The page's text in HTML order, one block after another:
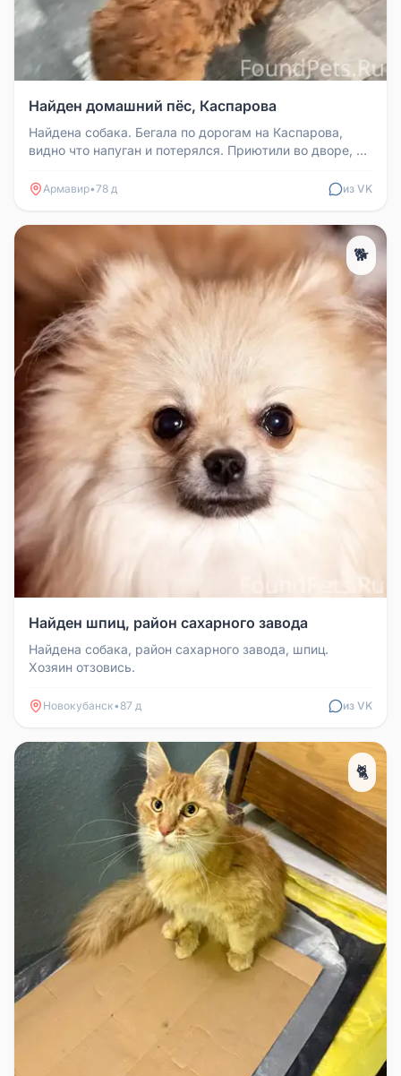
Найден домашний пёс, Каспарова
Найдена собака. Бегала по дорогам на Каспарова,
видно что напуган и потерялся. Приютили во дворе, но
Армавир•78 д из VK
🐕
Найден шпиц, район сахарного завода
Найдена собака, район сахарного завода, шпиц.
Хозяин отзовись.
Новокубанск• 87 д из VK
🐈